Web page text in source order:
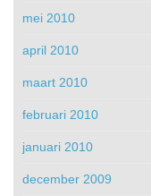
mei 2010
april 2010
maart 2010
februari 2010
januari 2010
december 2009